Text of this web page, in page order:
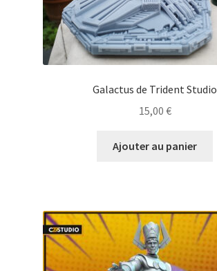
Galactus de Trident Studio
15,00 €
Ajouter au panier